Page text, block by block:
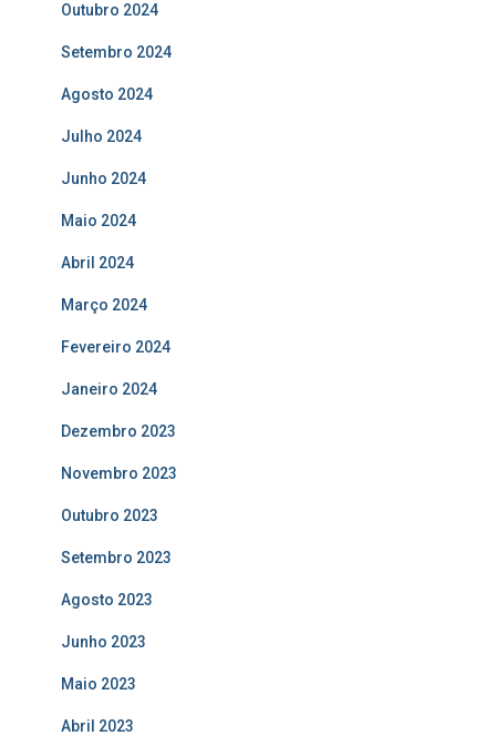
Outubro 2024
Setembro 2024
Agosto 2024
Julho 2024
Junho 2024
Maio 2024
Abril 2024
Março 2024
Fevereiro 2024
Janeiro 2024
Dezembro 2023
Novembro 2023
Outubro 2023
Setembro 2023
Agosto 2023
Junho 2023
Maio 2023
Abril 2023